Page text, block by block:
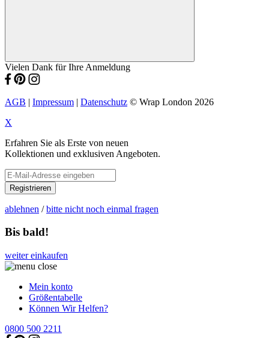
Vielen Dank für Ihre Anmeldung
AGB | Impressum | Datenschutz © Wrap London 2026
X
Erfahren Sie als Erste von neuen
Kollektionen und exklusiven Angeboten.
Registrieren
ablehnen /bitte nicht noch einmal fragen
Bis bald!
weiter einkaufen
Mein konto
Größentabelle
Können Wir Helfen?
0800 500 2211